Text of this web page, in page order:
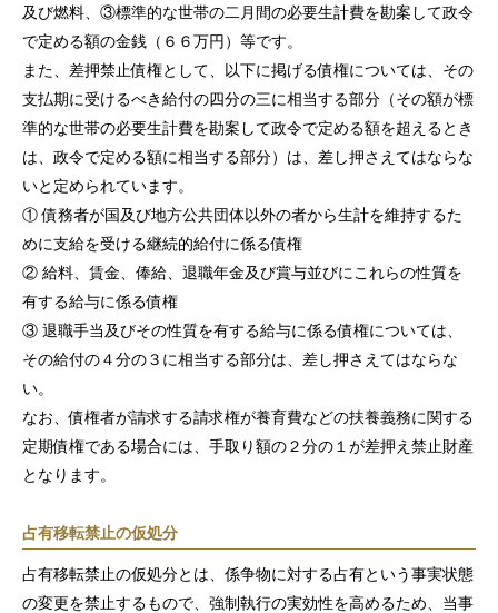
及び燃料、③標準的な世帯の二月間の必要生計費を勘案して政令
で定める額の金銭（６６万円）等です。
また、差押禁止債権として、以下に掲げる債権については、その
支払期に受けるべき給付の四分の三に相当する部分（その額が標
準的な世帯の必要生計費を勘案して政令で定める額を超えるとき
は、政令で定める額に相当する部分）は、差し押さえてはならな
いと定められています。
① 債務者が国及び地方公共団体以外の者から生計を維持するた
めに支給を受ける継続的給付に係る債権
② 給料、賃金、俸給、退職年金及び賞与並びにこれらの性質を
有する給与に係る債権
③ 退職手当及びその性質を有する給与に係る債権については、
その給付の４分の３に相当する部分は、差し押さえてはならな
い。
なお、債権者が請求する請求権が養育費などの扶養義務に関する
定期債権である場合には、手取り額の２分の１が差押え禁止財産
となります。
占有移転禁止の仮処分
占有移転禁止の仮処分とは、係争物に対する占有という事実状態
の変更を禁止するもので、強制執行の実効性を高めるため、当事